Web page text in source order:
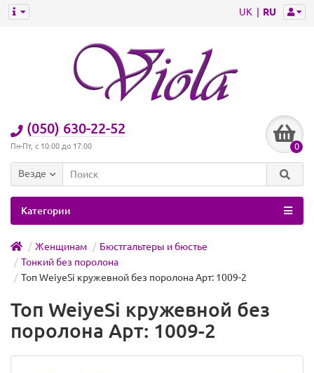
UK RU
(050) 630-22-52
Пн-Пт, с 10:00 до 17:00 0
Везде
Категории
Женщинам
Бюстгальтеры и бюстье
Тонкий без поролона
Топ WeiyeSi кружевной без поролона Арт: 1009-2
Топ WeiyeSi кружевной без
поролона Арт: 1009-2